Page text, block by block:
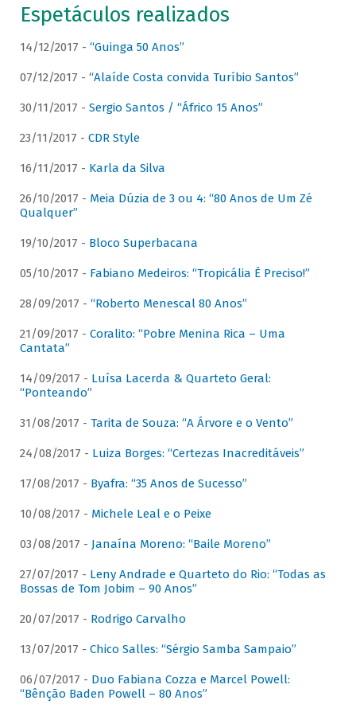
Espetáculos realizados
14/12/2017 - “Guinga 50 Anos”
07/12/2017 - “Alaíde Costa convida Turíbio Santos”
30/11/2017 - Sergio Santos / “Áfrico 15 Anos”
23/11/2017 - CDR Style
16/11/2017 - Karla da Silva
26/10/2017 - Meia Dúzia de 3 ou 4: “80 Anos de Um Zé
Qualquer”
19/10/2017 - Bloco Superbacana
05/10/2017 - Fabiano Medeiros: “Tropicália É Preciso!”
28/09/2017 - “Roberto Menescal 80 Anos”
21/09/2017 - Coralito: “Pobre Menina Rica – Uma
Cantata”
14/09/2017 - Luísa Lacerda & Quarteto Geral:
“Ponteando”
31/08/2017 - Tarita de Souza: “A Árvore e o Vento”
24/08/2017 - Luiza Borges: “Certezas Inacreditáveis”
17/08/2017 - Byafra: “35 Anos de Sucesso”
10/08/2017 - Michele Leal e o Peixe
03/08/2017 - Janaína Moreno: “Baile Moreno”
27/07/2017 - Leny Andrade e Quarteto do Rio: “Todas as
Bossas de Tom Jobim – 90 Anos”
20/07/2017 - Rodrigo Carvalho
13/07/2017 - Chico Salles: “Sérgio Samba Sampaio”
06/07/2017 - Duo Fabiana Cozza e Marcel Powell:
“Bênção Baden Powell – 80 Anos”